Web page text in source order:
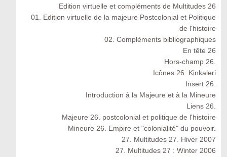
Edition virtuelle et compléments de Multitudes 26
01. Edition virtuelle de la majeure Postcolonial et Politique
de l'histoire
02. Compléments bibliographiques
En tête 26
Hors-champ 26.
Icônes 26. Kinkaleri
Insert 26.
Introduction à la Majeure et à la Mineure
Liens 26.
Majeure 26. postcolonial et politique de l'histoire
Mineure 26. Empire et "colonialité" du pouvoir.
27. Multitudes 27. Hiver 2007
27. Multitudes 27 : Winter 2006